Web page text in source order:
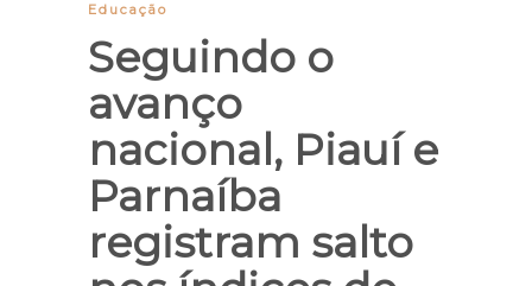
Educação
Seguindo o
avanço
nacional, Piauí e
Parnaíba
registram salto